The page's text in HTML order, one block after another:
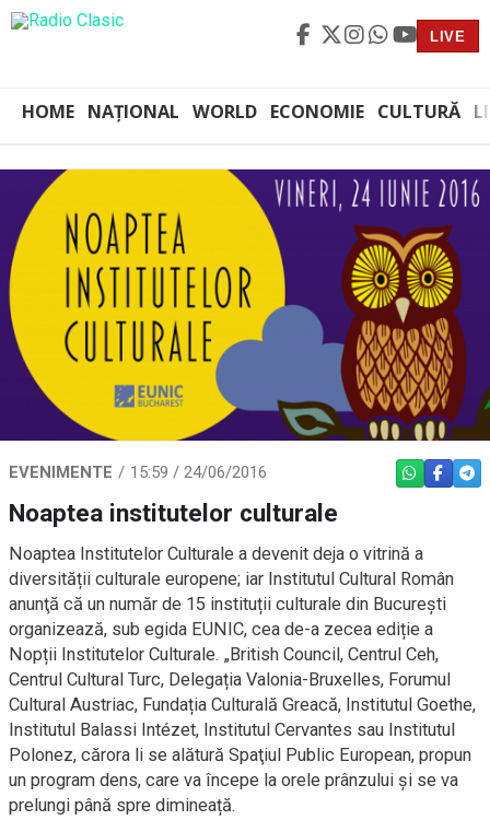
LIVE
HOME NAȚIONAL WORLD ECONOMIE CULTURĂ
EVENIMENTE 15:59 / 24/06/2016 WHATSAPP
Noaptea institutelor culturale
Noaptea Institutelor Culturale a devenit deja o vitrină a
diversității culturale europene; iar Institutul Cultural Român
anunţă că un număr de 15 instituții culturale din București
organizează, sub egida EUNIC, cea de-a zecea ediție a
Nopții Institutelor Culturale. „British Council, Centrul Ceh,
Centrul Cultural Turc, Delegația Valonia-Bruxelles, Forumul
Cultural Austriac, Fundația Culturală Greacă, Institutul Goethe,
Institutul Balassi Intézet, Institutul Cervantes sau Institutul
Polonez, cărora li se alătură Spaţiul Public European, propun
un program dens, care va începe la orele prânzului și se va
prelungi până spre dimineață.